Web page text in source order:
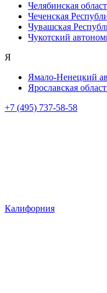
Челябинская
Чеченская
Чувашская
Чукотский
Я
Ямало-Ненецкий
Ярославская
+7 (495) 737-58-58
Калифорния